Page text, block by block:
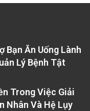
Bạn Ăn Uống Lành
Lý Bệnh Tật
Trong Việc Giải
Nhân Và Hệ Lụy